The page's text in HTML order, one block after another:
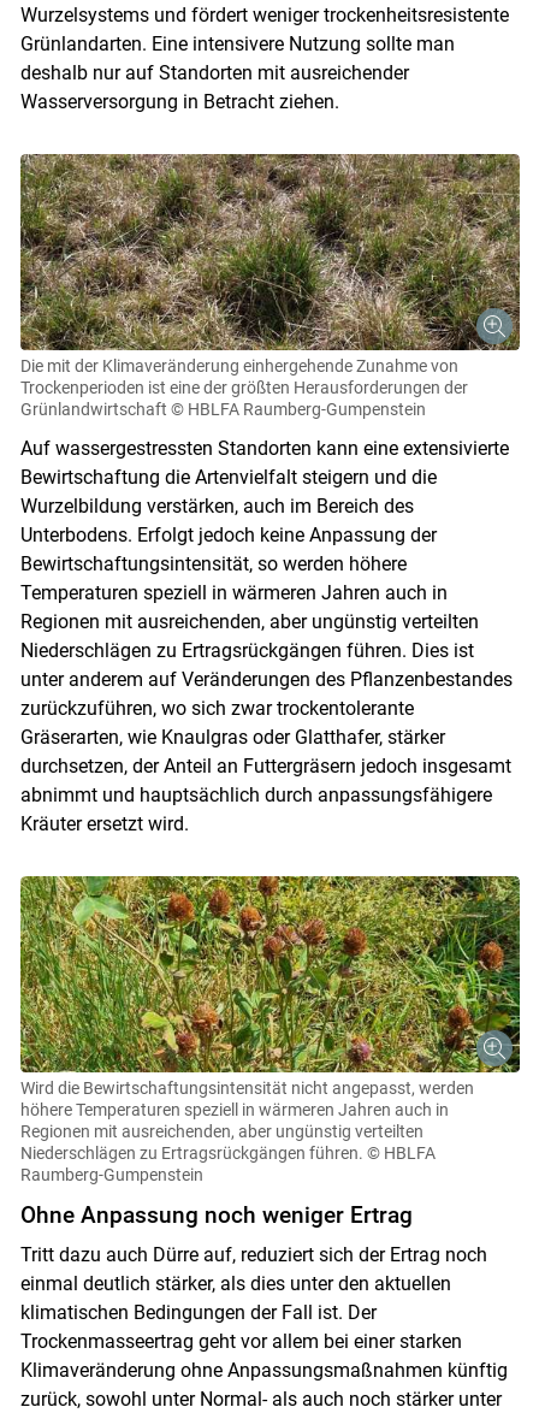
Skip to main content
Wurzelsystems und fördert weniger trockenheitsresistente
Grünlandarten. Eine intensivere Nutzung sollte man
deshalb nur auf Standorten mit ausreichender
Wasserversorgung in Betracht ziehen.
Die mit der Klimaveränderung einhergehende Zunahme von
Trockenperioden ist eine der größten Herausforderungen der
Grünlandwirtschaft © HBLFA Raumberg-Gumpenstein
Auf wassergestressten Standorten kann eine extensivierte
Bewirtschaftung die Artenvielfalt steigern und die
Wurzelbildung verstärken, auch im Bereich des
Unterbodens. Erfolgt jedoch keine Anpassung der
Bewirtschaftungsintensität, so werden höhere
Temperaturen speziell in wärmeren Jahren auch in
Regionen mit ausreichenden, aber ungünstig verteilten
Niederschlägen zu Ertragsrückgängen führen. Dies ist
unter anderem auf Veränderungen des Pflanzenbestandes
zurückzuführen, wo sich zwar trockentolerante
Gräserarten, wie Knaulgras oder Glatthafer, stärker
durchsetzen, der Anteil an Futtergräsern jedoch insgesamt
abnimmt und hauptsächlich durch anpassungsfähigere
Kräuter ersetzt wird.
Wird die Bewirtschaftungsintensität nicht angepasst, werden
höhere Temperaturen speziell in wärmeren Jahren auch in
Regionen mit ausreichenden, aber ungünstig verteilten
Niederschlägen zu Ertragsrückgängen führen. © HBLFA
Raumberg-Gumpenstein
Ohne Anpassung noch weniger Ertrag
Tritt dazu auch Dürre auf, reduziert sich der Ertrag noch
einmal deutlich stärker, als dies unter den aktuellen
klimatischen Bedingungen der Fall ist. Der
Trockenmasseertrag geht vor allem bei einer starken
Klimaveränderung ohne Anpassungsmaßnahmen künftig
zurück, sowohl unter Normal- als auch noch stärker unter